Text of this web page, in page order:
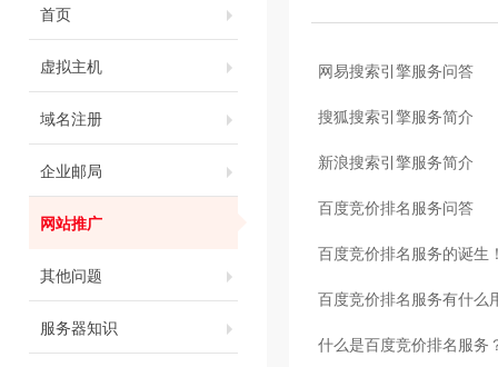
首页
虚拟主机
域名注册
企业邮局
网站推广
其他问题
服务器知识
网易搜索引擎服务问答
搜狐搜索引擎服务简介
新浪搜索引擎服务简介
百度竞价排名服务问答
百度竞价排名服务的诞生
百度竞价排名服务有什么
什么是百度竞价排名服务